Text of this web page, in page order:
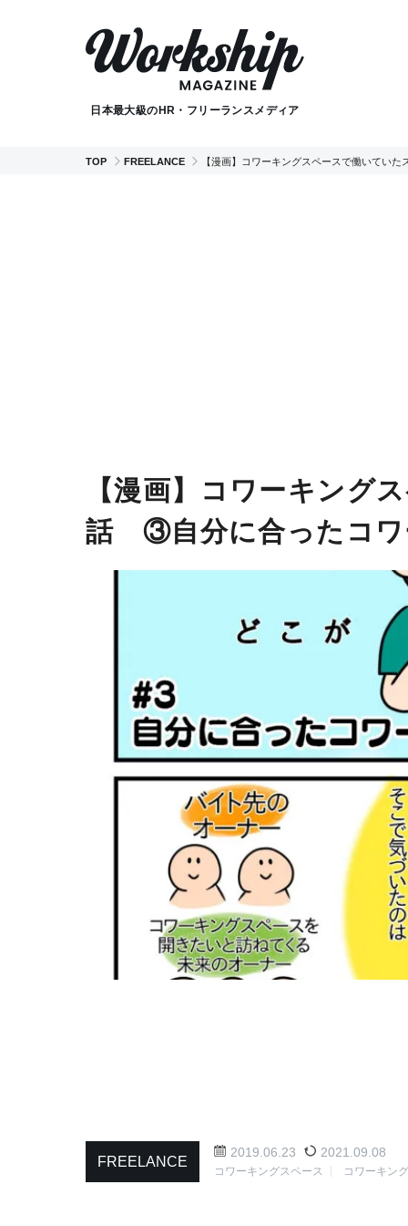
日本最大級のHR・フリーランスメディア
TOP FREELANCE 【漫画】コワーキングスペースで働いてい
【漫画】コワーキング
話 ③自分に合ったコワ
FREELANCE
2019.06.23 2021.09.08
コワーキングスペース コワーキン